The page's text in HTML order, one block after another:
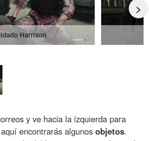
>
Harrison
y ve hacia la izquierda para
encontrarás algunosobjetos.